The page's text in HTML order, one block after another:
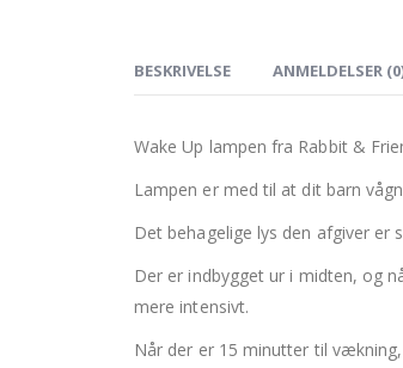
BESKRIVELSE ANMELDELSER
Wake Up lampen fra Rabbit &
Lampen er med til at dit barn
Det behagelige lys den afgiver er
Der er indbygget ur i midten, og
mere intensivt.
Når der er 15 minutter til